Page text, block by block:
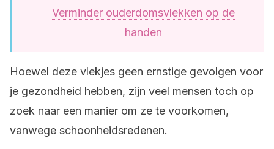
Verminder ouderdomsvlekken op de
handen
Hoewel deze vlekjes geen ernstige gevolgen voor
je gezondheid hebben, zijn veel mensen toch op
zoek naar een manier om ze te voorkomen,
vanwege schoonheidsredenen.